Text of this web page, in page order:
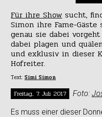
Für ihre Showsucht,
Simon ihre Fame-
genau sie dabei
dabei plagen und
und exklusiv in dieser
Hofreiter.
Text:Simi Simon
Freitag, 7. Juli 2017 Foto:
Es muss einer dieser